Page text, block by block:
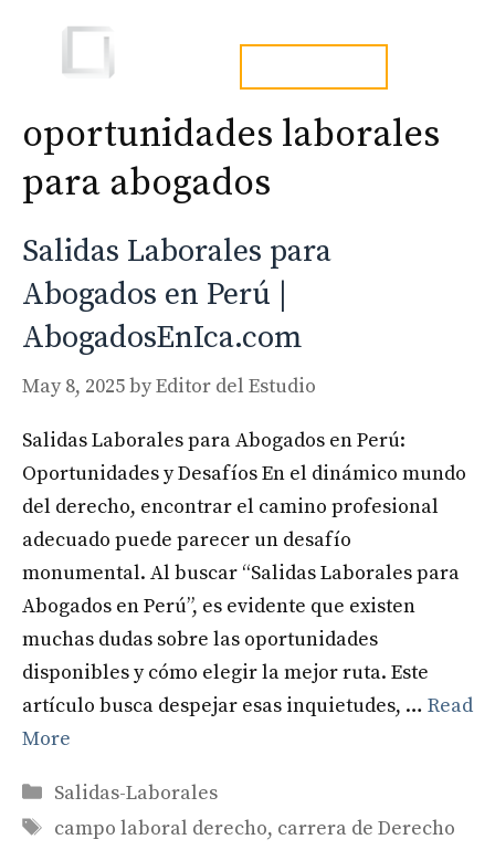
content
oportunidades laborales
para abogados
Salidas Laborales para
Abogados en Perú |
AbogadosEnIca.com
May 8, 2025byEditor del Estudio
Salidas Laborales para Abogados en Perú:
Oportunidades y Desafíos En el dinámico mundo
del derecho, encontrar el camino profesional
adecuado puede parecer un desafío
monumental. Al buscar “Salidas Laborales para
Abogados en Perú”, es evidente que existen
muchas dudas sobre las oportunidades
disponibles y cómo elegir la mejor ruta. Este
artículo busca despejar esas inquietudes, … Read
More
Categories
Salidas-Laborales
Tags
campo laboral derecho, carrera de Derecho